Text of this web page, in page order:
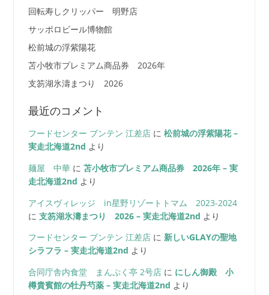
回転寿しクリッパー 明野店
サッポロビール博物館
松前城の浮紫陽花
苫小牧市プレミアム商品券 2026年
支笏湖氷濤まつり 2026
最近のコメント
フードセンター ブンテン 江差店に 松前城の浮紫陽花 –
実走北海道2nd より
麺屋 中華に 苫小牧市プレミアム商品券 2026年 – 実
走北海道2nd より
アイスヴィレッジ in星野リゾートトマム 2023-2024
に 支笏湖氷濤まつり 2026 – 実走北海道2nd より
フードセンター ブンテン 江差店に 新しいGLAYの聖地
シラフラ – 実走北海道2nd より
合同庁舎内食堂 まんぷく亭 2号店に にしん御殿 小
樽貴賓館の牡丹芍薬 – 実走北海道2nd より